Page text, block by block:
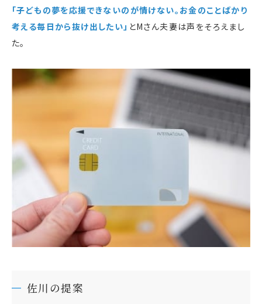
「子どもの夢を応援できないのが情けない。お金のことばかり
考える毎日から抜け出したい」 とMさん夫妻は声をそろえまし
た。
佐川の提案